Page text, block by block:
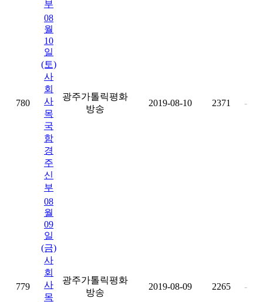
부
780
08
월
10
일
(토)
사
회
사
목
국
함
경
주
신
부
광주가톨릭평화
방송
2019-08-10 2371 -
779
08
월
09
일
(금)
사
회
사
목
광주가톨릭평화
방송
2019-08-09 2265 -